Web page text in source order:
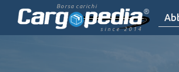
Borsa carichi
since 2014